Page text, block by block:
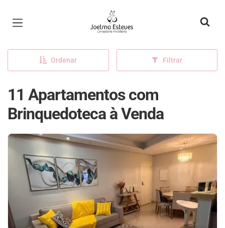
Página inicial
Ordenar Filtrar
11 Apartamentos com
Brinquedoteca à Venda